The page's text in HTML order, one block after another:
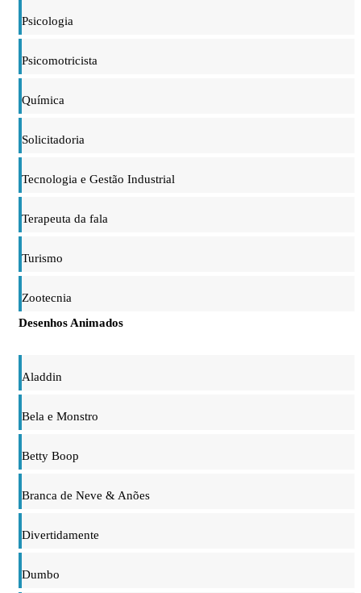
Psicologia
Psicomotricista
Química
Solicitadoria
Tecnologia e Gestão Industrial
Terapeuta da fala
Turismo
Zootecnia
Desenhos Animados
Aladdin
Bela e Monstro
Betty Boop
Branca de Neve & Anões
Divertidamente
Dumbo